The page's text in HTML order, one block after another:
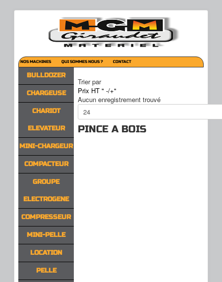
BULLDOZER
CHARGEUSE
CHARIOT
ELEVATEUR
MINI-CHARGEUR
COMPACTEUR
GROUPE
ELECTROGENE
COMPRESSEUR
MINI-PELLE
LOCATION
PELLE
NOS MACHINES QUI SOMMES NOUS ? CONTACT
Trier par
Prix HT " -/+"
Aucun enregistrement trouvé
PINCE A BOIS